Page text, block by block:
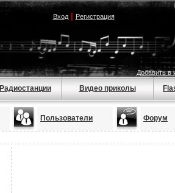
Вход| Регистрация
Добавить в
Радиостанции Видео приколы
Пользователи Форум